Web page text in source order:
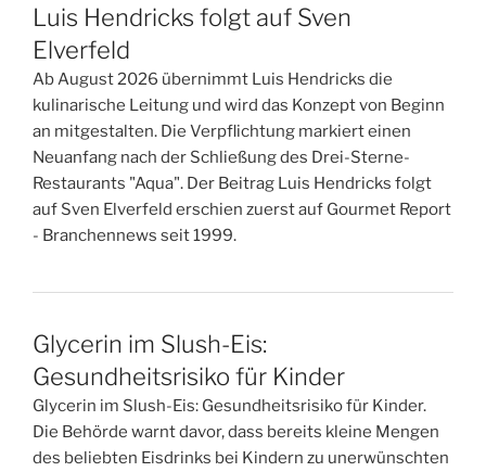
Luis Hendricks folgt auf Sven
Elverfeld
Ab August 2026 übernimmt Luis Hendricks die
kulinarische Leitung und wird das Konzept von Beginn
an mitgestalten. Die Verpflichtung markiert einen
Neuanfang nach der Schließung des Drei-Sterne-
Restaurants "Aqua". Der Beitrag Luis Hendricks folgt
auf Sven Elverfeld erschien zuerst auf Gourmet Report
- Branchennews seit 1999.
Glycerin im Slush-Eis:
Gesundheitsrisiko für Kinder
Glycerin im Slush-Eis: Gesundheitsrisiko für Kinder.
Die Behörde warnt davor, dass bereits kleine Mengen
des beliebten Eisdrinks bei Kindern zu unerwünschten